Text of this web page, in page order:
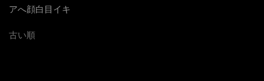
アへ顔白目イキ
古い順